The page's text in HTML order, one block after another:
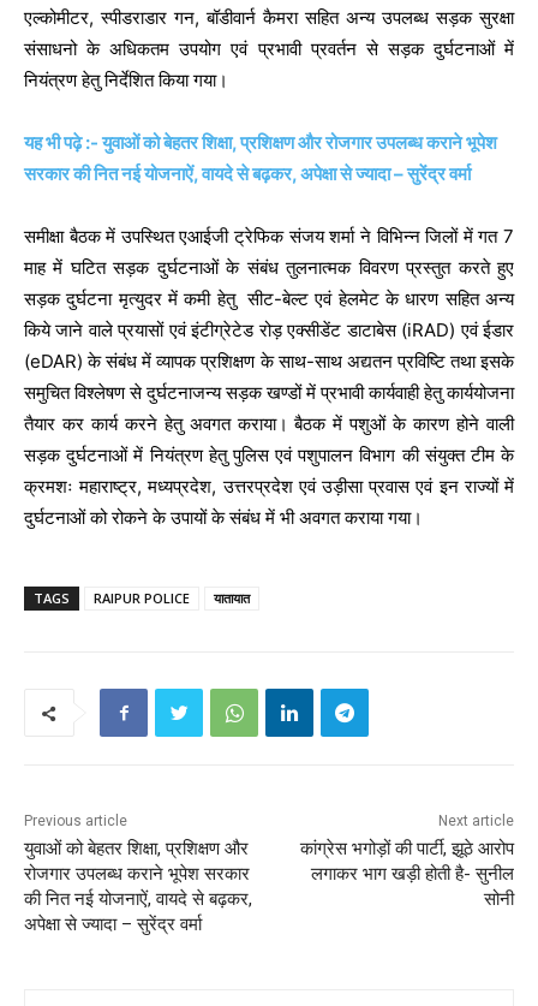
एल्कोमीटर, स्पीडराडार गन, बॉडीवार्न कैमरा सहित अन्य उपलब्ध सड़क सुरक्षा
संसाधनो के अधिकतम उपयोग एवं प्रभावी प्रवर्तन से सड़क दुर्घटनाओं में
नियंत्रण हेतु निर्देशित किया गया।
यह भी पढ़े :- युवाओं को बेहतर शिक्षा, प्रशिक्षण और रोजगार उपलब्ध कराने भूपेश
सरकार की नित नई योजनाऐं, वायदे से बढ़कर, अपेक्षा से ज्यादा – सुरेंद्र वर्मा
समीक्षा बैठक में उपस्थित एआईजी ट्रेफिक संजय शर्मा ने विभिन्न जिलों में गत 7
माह में घटित सड़क दुर्घटनाओं के संबंध तुलनात्मक विवरण प्रस्तुत करते हुए
सड़क दुर्घटना मृत्युदर में कमी हेतु सीट-बेल्ट एवं हेलमेट के धारण सहित अन्य
किये जाने वाले प्रयासों एवं इंटीग्रेटेड रोड़ एक्सीडेंट डाटाबेस (iRAD) एवं ईडार
(eDAR) के संबंध में व्यापक प्रशिक्षण के साथ-साथ अद्यतन प्रविष्टि तथा इसके
समुचित विश्लेषण से दुर्घटनाजन्य सड़क खण्डों में प्रभावी कार्यवाही हेतु कार्ययोजना
तैयार कर कार्य करने हेतु अवगत कराया। बैठक में पशुओं के कारण होने वाली
सड़क दुर्घटनाओं में नियंत्रण हेतु पुलिस एवं पशुपालन विभाग की संयुक्त टीम के
क्रमशः महाराष्ट्र, मध्यप्रदेश, उत्तरप्रदेश एवं उड़ीसा प्रवास एवं इन राज्यों में
दुर्घटनाओं को रोकने के उपायों के संबंध में भी अवगत कराया गया।
TAGS RAIPUR POLICE यातायात
Previous article
युवाओं को बेहतर शिक्षा, प्रशिक्षण और
रोजगार उपलब्ध कराने भूपेश सरकार
की नित नई योजनाऐं, वायदे से बढ़कर,
अपेक्षा से ज्यादा – सुरेंद्र वर्मा
Next article
कांग्रेस भगोड़ों की पार्टी, झूठे आरोप
लगाकर भाग खड़ी होती है- सुनील
सोनी